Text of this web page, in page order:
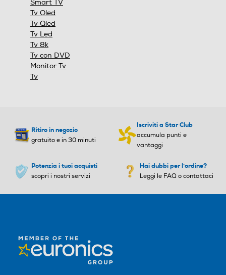
the light in your space and balances the picture
accordingly for crisp and clear visuals.
puntatore
magia è nelle tue mani
impugni come una bacchetta magica, lo
più agevole e semplice. Puoi
sulle icone come faresti col tuo
scorrere fra le pagine usando la
e perfino usare i comandi vocali.
Peso-Kg
Smart TV
Tv Oled
Tv Qled
Tv Led
Tv 8k
Tv con DVD
Monitor Tv
Tv
Ritiro in negozio
gratuito e in 30 minuti
Iscriviti a Star Club
accumula punti e
vantaggi
Potenzia i tuoi acquisti
scopri i nostri servizi
Hai dubbi per l'ordine?
Leggi le FAQ o contattaci